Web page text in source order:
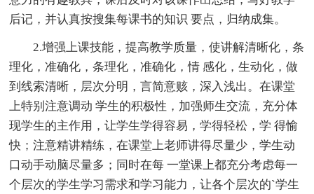
后记，并认真按搜集每课书的知识 要点，归纳成集。
2.增强上课技能，提高教学质量，使讲解清晰化，条
理化，准确化，条理化，准确化，情 感化，生动化，做
到线索清晰，层次分明，言简意赅，深入浅出。在课堂
上特别注意调动 学生的积极性，加强师生交流，充分体
现学生的主作用，让学生学得容易，学得轻松，学 得愉
快；注意精讲精练，在课堂上老师讲得尽量少，学生动
口动手动脑尽量多；同时在每 一堂课上都充分考虑每一
个层次的学生学习需求和学习能力，让各个层次的`学生